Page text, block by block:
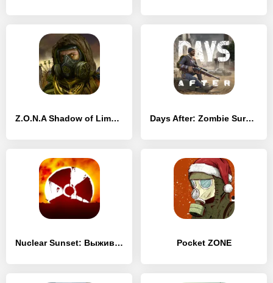
Z.O.N.A Shadow of Limansk Redux Days After: Zombie Survival
Nuclear Sunset: Выживание в постапокалипсис зоне Pocket ZONE